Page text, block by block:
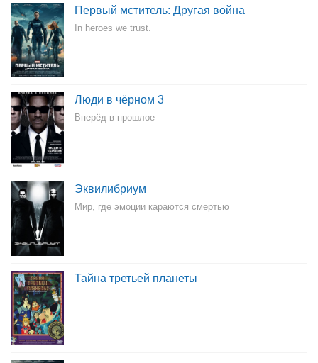
Первый мститель: Другая война
In heroes we trust.
Люди в чёрном 3
Вперёд в прошлое
Эквилибриум
Мир, где эмоции караются смертью
Тайна третьей планеты